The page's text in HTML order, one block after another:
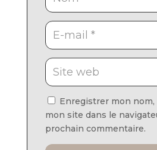
Enregistrer mon
mon site dans le
prochain commentaire.